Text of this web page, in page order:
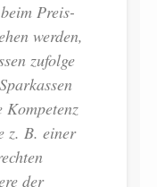
Preis-
werden,
zufolge
Kompetenz
z. B. einer
der